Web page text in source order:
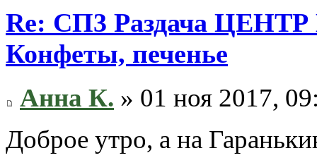
Re: СП3 Раздача
Конфеты, печенье
Анна К. » 01 ноя 2017,
Доброе утро, а на